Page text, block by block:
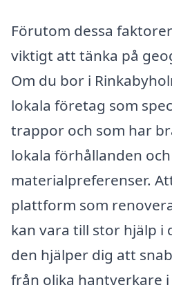
Förutom dessa
viktigt att tänka på
Om du bor i
lokala företag som
trappor och som har
lokala förhållanden och
materialpreferenser.
plattform som
kan vara till stor hjälp i
den hjälper dig att
från olika hantverkare